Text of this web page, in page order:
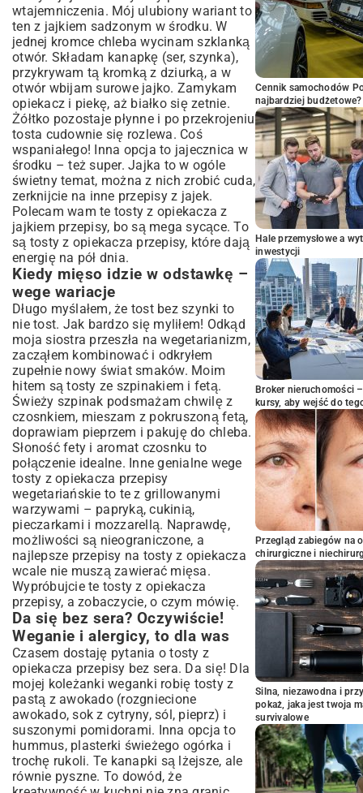
wtajemniczenia. Mój ulubiony wariant to
ten z jajkiem sadzonym w środku. W
jednej kromce chleba wycinam szklanką
otwór. Składam kanapkę (ser, szynka),
przykrywam tą kromką z dziurką, a w
otwór wbijam surowe jajko. Zamykam
opiekacz i piekę, aż białko się zetnie.
Żółtko pozostaje płynne i po przekrojeniu
tosta cudownie się rozlewa. Coś
wspaniałego! Inna opcja to jajecznica w
środku – też super. Jajka to w ogóle
świetny temat, można z nich zrobić cuda,
zerknijcie na inne przepisy z jajek.
Polecam wam te tosty z opiekacza z
jajkiem przepisy, bo są mega sycące. To
są tosty z opiekacza przepisy, które dają
energię na pół dnia.
Kiedy mięso idzie w odstawkę –
wege wariacje
Długo myślałem, że tost bez szynki to
nie tost. Jak bardzo się myliłem! Odkąd
moja siostra przeszła na wegetarianizm,
zacząłem kombinować i odkryłem
zupełnie nowy świat smaków. Moim
hitem są tosty ze szpinakiem i fetą.
Świeży szpinak podsmażam chwilę z
czosnkiem, mieszam z pokruszoną fetą,
doprawiam pieprzem i pakuję do chleba.
Słoność fety i aromat czosnku to
połączenie idealne. Inne genialne wege
tosty z opiekacza przepisy
wegetariańskie to te z grillowanymi
warzywami – papryką, cukinią,
pieczarkami i mozzarellą. Naprawdę,
możliwości są nieograniczone, a
najlepsze przepisy na tosty z opiekacza
wcale nie muszą zawierać mięsa.
Wypróbujcie te tosty z opiekacza
przepisy, a zobaczycie, o czym mówię.
Da się bez sera? Oczywiście!
Weganie i alergicy, to dla was
Czasem dostaję pytania o tosty z
opiekacza przepisy bez sera. Da się! Dla
mojej koleżanki weganki robię tosty z
pastą z awokado (rozgniecione
awokado, sok z cytryny, sól, pieprz) i
suszonymi pomidorami. Inna opcja to
hummus, plasterki świeżego ogórka i
trochę rukoli. Te kanapki są lżejsze, ale
równie pyszne. To dowód, że
Cennik samochodów
najbardziej budżetowe?
Hale przemysłowe a
inwestycji
Broker nieruchomości
kursy, aby wejść do
Przegląd zabiegów na
chirurgiczne i
Silna, niezawodna i
pokaż, jaka jest twoja
survivalowe